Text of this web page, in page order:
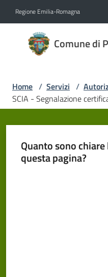
Regione Emilia-Romagna
Comune di
Comune
di Pieve
Amministrazione
Servizi
Home / Servizi /
SCIA - Segnalazione
Quanto sono
questa pagina?